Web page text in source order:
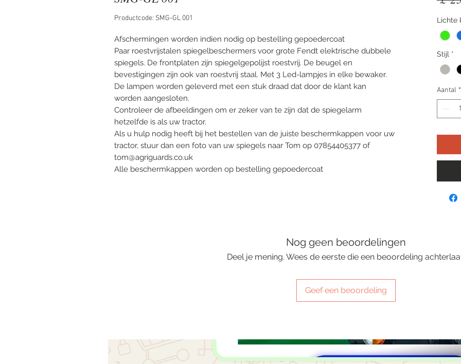
Productcode: SMG-GL 001
Afschermingen worden indien nodig op bestelling gepoedercoat
Paar roestvrijstalen spiegelbeschermers voor grote Fendt elektrische dubbele
spiegels. De frontplaten zijn spiegelgepolijst roestvrij. De beugel en
bevestigingen zijn ook van roestvrij staal. Met 3 Led-lampjes in elke bewaker.
De lampen worden geleverd met een stuk draad dat door de klant kan
worden aangesloten.
Controleer de afbeeldingen om er zeker van te zijn dat de spiegelarm
hetzelfde is als uw tractor.
Als u hulp nodig heeft bij het bestellen van de juiste beschermkappen voor uw
tractor, stuur dan een foto van uw spiegels naar Tom op 07854405377 of
tom@agriguards.co.uk
Alle beschermkappen worden op bestelling gepoedercoat
Lichte
Stijl *
Aantal *
Nog geen beoordelingen
Deel je mening. Wees de eerste die een beoordeling
Geef een beoordeling